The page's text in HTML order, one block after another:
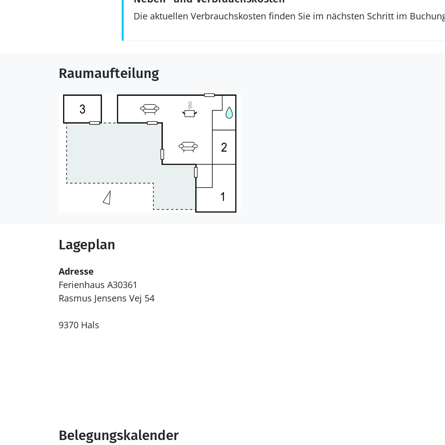
Die aktuellen Verbrauchskosten finden Sie im nächsten Schritt im
Raumaufteilung
Lageplan
Adresse
Ferienhaus A30361
Rasmus Jensens Vej 54
9370 Hals
Belegungskalender